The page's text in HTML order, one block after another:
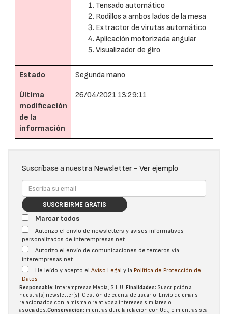
Tensado automático
Rodillos a ambos lados de la mesa
Extractor de virutas automático
Aplicación motorizada angular
Visualizador de giro
Estado Segunda mano
Última
modificación
de la
información
26/04/2021 13:29:11
Suscríbase a nuestra Newsletter - Ver ejemplo
SUSCRIBIRME GRATIS
Marcar todos
Autorizo el envío de newsletters y avisos informativos
personalizados de interempresas.net
Autorizo el envío de comunicaciones de terceros vía
interempresas.net
He leído y acepto el Aviso Legal y la Política de Protección de
Datos
Responsable: Interempresas Media, S.L.U. Finalidades: Suscripción a
nuestra(s) newsletter(s). Gestión de cuenta de usuario. Envío de emails
relacionados con la misma o relativos a intereses similares o
asociados.Conservación: mientras dure la relación con Ud., o mientras sea